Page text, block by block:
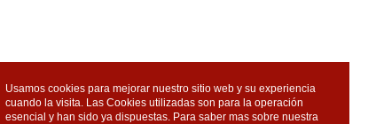
Usamos cookies para mejorar nuestro sitio web y su experiencia
cuando la visita. Las Cookies utilizadas son para la operación
esencial y han sido ya dispuestas. Para saber mas sobre nuestra